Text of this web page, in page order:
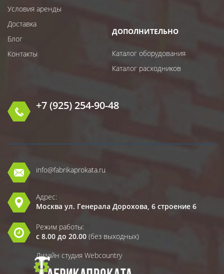
Условия аренды
Доставка
Блог
Контакты
ДОПОЛНИТЕЛЬНО
Каталог оборудования
Каталог расходников
+7 (925) 254-90-48
info@fabrikaprokata.ru
Адрес:
Москва ул. Генерала Дорохова, 6 строение 6
Режим работы:
с 8.00 до 20.00 (без выходных)
Дизайн студия Webcountry